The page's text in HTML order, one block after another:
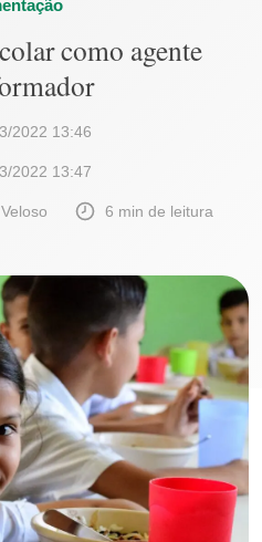
como agente
2022 13:46
2022 13:47
6 min de leitura